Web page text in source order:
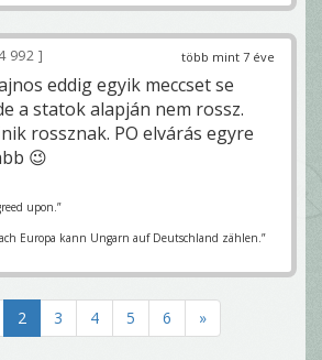
több mint 7 éve
992
eddig egyik meccset se
a statok alapján nem rossz.
rossznak. PO elvárás egyre
😉
upon.”
Europa kann Ungarn auf Deutschland zählen.”
2 3 4 5 6 »